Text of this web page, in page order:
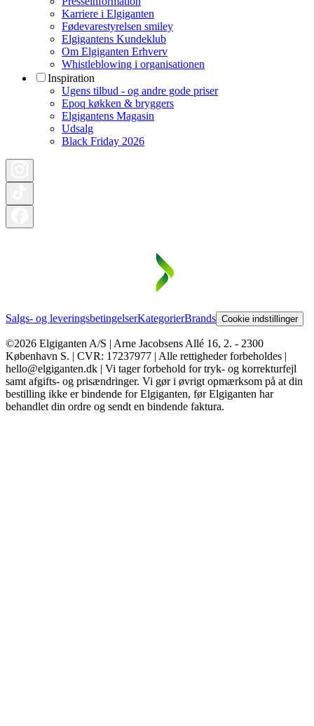
Karriere i Elgiganten
Fødevarestyrelsen smiley
Elgigantens Kundeklub
Om Elgiganten Erhverv
Whistleblowing i organisationen
Inspiration
Ugens tilbud - og andre gode priser
Epoq køkken & bryggers
Elgigantens Magasin
Udsalg
Black Friday 2026
Salgs- og leveringsbetingelserKategorierBrands Cookie indstillinger
©2026 Elgiganten A/S | Arne Jacobsens Allé 16, 2. - 2300
København S. | CVR: 17237977 | Alle rettigheder forbeholdes |
hello@elgiganten.dk | Vi tager forbehold for tryk- og korrekturfejl
samt afgifts- og prisændringer. Vi gør i øvrigt opmærksom på at din
bestilling ikke er bindende for Elgiganten, før Elgiganten har
behandlet din ordre og sendt en bindende faktura.